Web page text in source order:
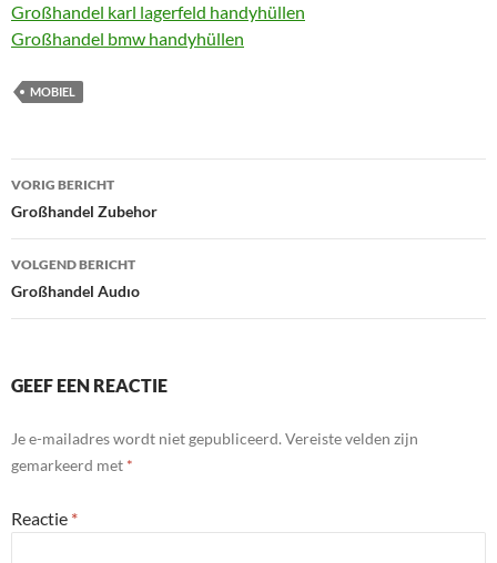
Großhandel karl lagerfeld handyhüllen
Großhandel bmw handyhüllen
MOBIEL
Bericht
navigatie
VORIG BERICHT
Großhandel Zubehor
VOLGEND BERICHT
Großhandel Audıo
GEEF EEN REACTIE
Je e-mailadres wordt niet gepubliceerd. Vereiste velden zijn
gemarkeerd met *
Reactie *